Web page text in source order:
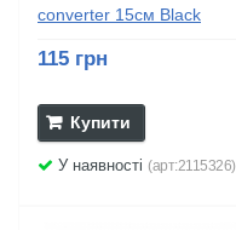
converter 15см Black
115 грн
Купити
У наявності (арт:2115326)